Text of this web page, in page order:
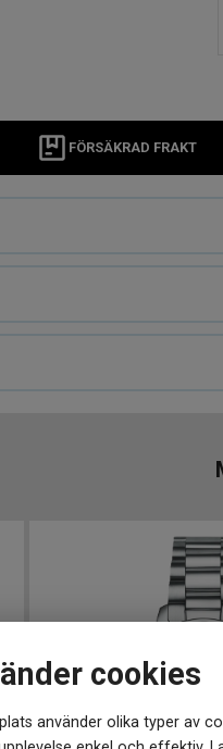
cookies
använder olika typer av
FÖRSÄKRAD FRAKT